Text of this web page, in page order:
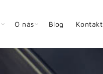
O nás Blog Kontakt